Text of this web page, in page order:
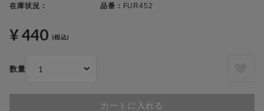
在庫状況：
品番： FUR452
¥ 440 (税込)
数量
カートに入れる